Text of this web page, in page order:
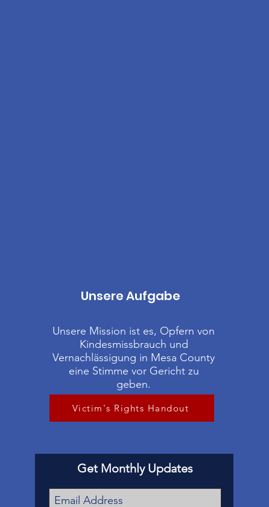
Unsere Aufgabe
Unsere Mission ist es, Opfern von
Kindesmissbrauch und
Vernachlässigung in Mesa County
eine Stimme vor Gericht zu
geben.
Victim's Rights Handout
Get Monthly Updates